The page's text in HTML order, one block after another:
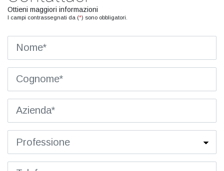
Ottieni maggiori informazioni
I campi contrassegnati da (*) sono obbligatori.